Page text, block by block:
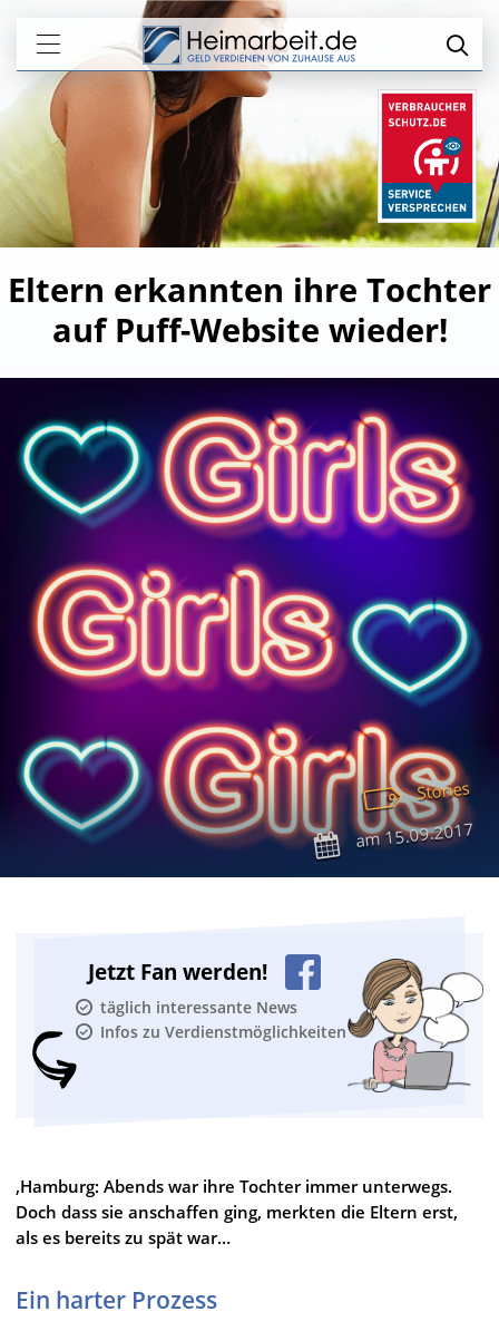
Eltern erkannten ihre Tochter
auf Puff-Website wieder!
Stories
am15.09.2017
Jetzt Fan werden!
täglich interessante News
Infos zu Verdienstmöglichkeiten
,Hamburg: Abends war ihre Tochter immer unterwegs.
Doch dass sie anschaffen ging, merkten die Eltern erst,
als es bereits zu spät war…
Ein harter Prozess